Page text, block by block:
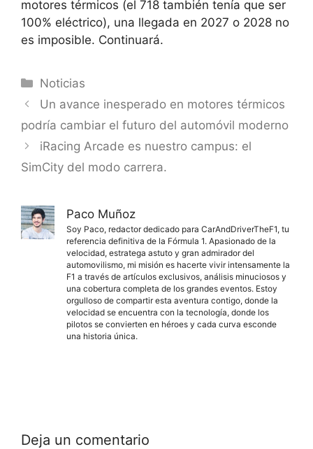
motores térmicos (el 718 también tenía que ser
100% eléctrico), una llegada en 2027 o 2028 no
es imposible. Continuará.
Categorías
Noticias
Un avance inesperado en motores térmicos
podría cambiar el futuro del automóvil moderno
iRacing Arcade es nuestro campus: el
SimCity del modo carrera.
Paco Muñoz
Soy Paco, redactor dedicado para CarAndDriverTheF1, tu
referencia definitiva de la Fórmula 1. Apasionado de la
velocidad, estratega astuto y gran admirador del
automovilismo, mi misión es hacerte vivir intensamente la
F1 a través de artículos exclusivos, análisis minuciosos y
una cobertura completa de los grandes eventos. Estoy
orgulloso de compartir esta aventura contigo, donde la
velocidad se encuentra con la tecnología, donde los
pilotos se convierten en héroes y cada curva esconde
una historia única.
Deja un comentario